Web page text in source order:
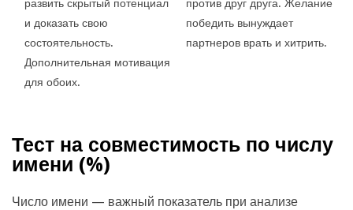
развить скрытый потенциал
и доказать свою
состоятельность.
Дополнительная мотивация
для обоих.
против друг друга. Желание
победить вынуждает
партнеров врать и хитрить.
Тест на совместимость по числу
имени (%)
Число имени — важный показатель при анализе